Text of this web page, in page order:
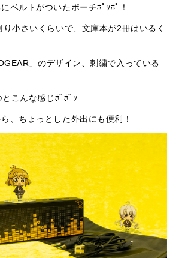
ベルトがついたポーチﾎﾟｯﾎﾟ！
小さいくらいで、文庫本が2冊はいるく
」のデザイン、刺繍で入っている
こんな感じﾎﾟﾎﾟｯ
、ちょっとした外出にも便利！